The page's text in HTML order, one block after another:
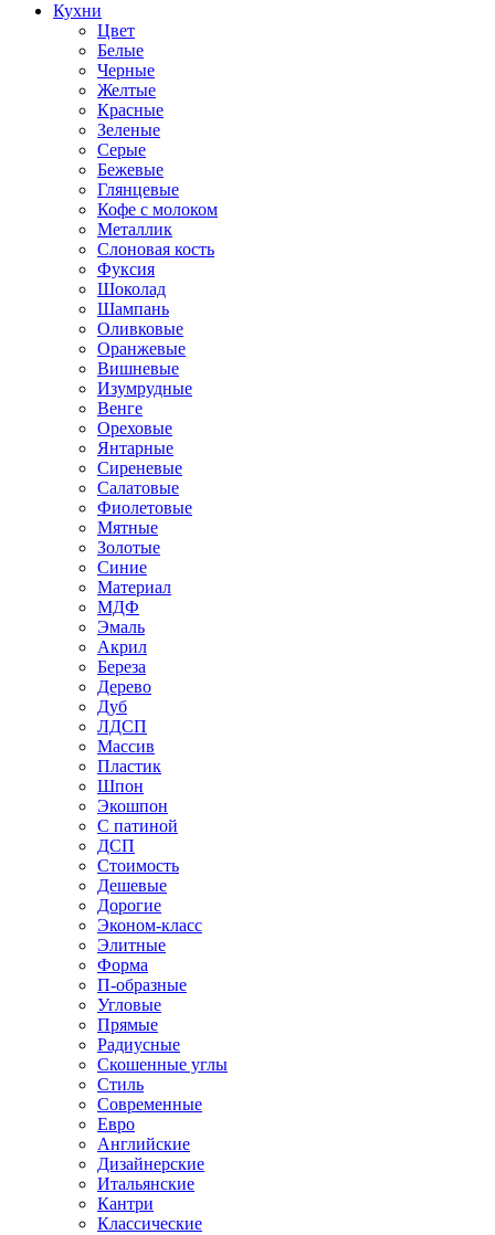
Кухни
Цвет
Белые
Черные
Желтые
Красные
Зеленые
Серые
Бежевые
Глянцевые
Кофе с молоком
Металлик
Слоновая кость
Фуксия
Шоколад
Шампань
Оливковые
Оранжевые
Вишневые
Изумрудные
Венге
Ореховые
Янтарные
Сиреневые
Салатовые
Фиолетовые
Мятные
Золотые
Синие
Материал
МДФ
Эмаль
Акрил
Береза
Дерево
Дуб
ЛДСП
Массив
Пластик
Шпон
Экошпон
С патиной
ДСП
Стоимость
Дешевые
Дорогие
Эконом-класс
Элитные
Форма
П-образные
Угловые
Прямые
Радиусные
Скошенные углы
Стиль
Современные
Евро
Английские
Дизайнерские
Итальянские
Кантри
Классические